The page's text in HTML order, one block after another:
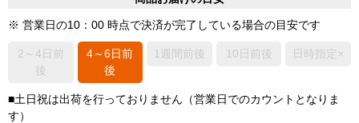
※ 営業日の10：00 時点で決済が完了している場合の目安です
2～4日前
後
4～6日前
後
1週間前後 10日前後 日時指定×
■土日祝は出荷を行っておりません（営業日でのカウントとなりま
す）